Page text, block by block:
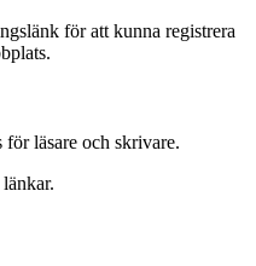
för att kunna registrera
läsare och skrivare.